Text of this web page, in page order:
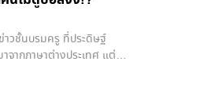
าวชั้นบรมครู ที่ประดิษฐ์
ากภาษาต่างประเทศ แต่